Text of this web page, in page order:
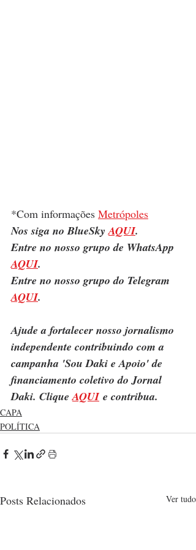
*Com informações Metrópoles
Nos siga no BlueSky AQUI.
Entre no nosso grupo de WhatsApp
AQUI.
Entre no nosso grupo do Telegram
AQUI.
Ajude a fortalecer nosso jornalismo
independente contribuindo com a
campanha 'Sou Daki e Apoio' de
financiamento coletivo do Jornal
Daki. Clique AQUI e contribua.
CAPA
POLÍTICA
Posts Relacionados Ver tudo